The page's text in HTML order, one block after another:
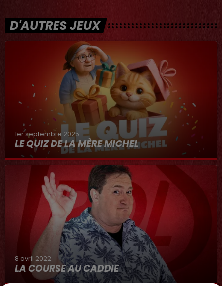
D'AUTRES JEUX
1er septembre 2025
LE QUIZ DE LA MÈRE MICHEL
8 avril 2022
LA COURSE AU CADDIE